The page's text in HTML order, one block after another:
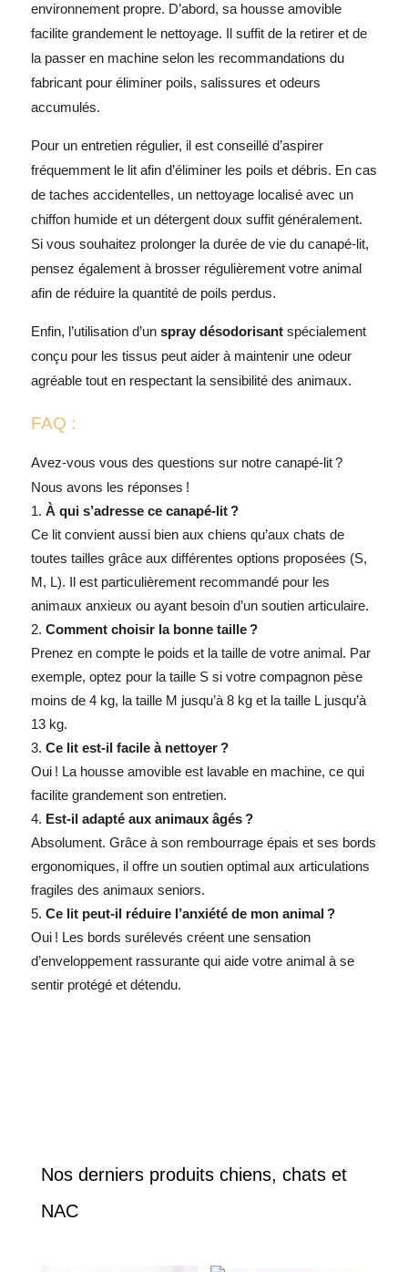
environnement propre. D’abord, sa housse amovible
facilite grandement le nettoyage. Il suffit de la retirer et de
la passer en machine selon les recommandations du
fabricant pour éliminer poils, salissures et odeurs
accumulés.
Pour un entretien régulier, il est conseilléd’aspirer
fréquemment le lit afin d’éliminer les poils et débris. En cas
de taches accidentelles, un nettoyage localisé avec un
chiffon humide et un détergent doux suffit généralement.
Si vous souhaitez prolonger la durée de vie du canapé-lit,
pensez également à brosser régulièrement votre animal
afin de réduire la quantité de poils perdus.
Enfin, l’utilisation d’un spray désodorisantspécialement
conçu pour les tissus peut aider à maintenir une odeur
agréable tout en respectant la sensibilité des animaux.
FAQ :
Avez-vous vous des questions sur notre canapé-lit ?
Nous avons les réponses !
À qui s’adresse ce canapé-lit ?
Ce lit convient aussi bien aux chiens qu’aux chats de
toutes tailles grâce aux différentes options proposées (S,
M, L). Il est particulièrement recommandé pour les
animaux anxieux ou ayant besoin d’un soutien articulaire.
Comment choisir la bonne taille ?
Prenez en compte le poids et la taille de votre animal. Par
exemple, optez pour la taille S si votre compagnon pèse
moins de 4 kg, la taille M jusqu’à 8 kg et la taille L jusqu’à
13 kg.
Ce lit est-il facile à nettoyer ?
Oui ! La housse amovible est lavable en machine, ce qui
facilite grandement son entretien.
Est-il adapté aux animaux âgés ?
Absolument. Grâce à son rembourrage épais et ses bords
ergonomiques, il offre un soutien optimal aux articulations
fragiles des animaux seniors.
Ce lit peut-il réduire l’anxiété de mon animal ?
Oui ! Les bords surélevés créent une sensation
d’enveloppement rassurante qui aide votre animal à se
sentir protégé et détendu.
Nos derniers produits chiens, chats et
NAC